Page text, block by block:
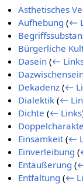
Ästhetisches
Aufhebung (←
Bürgerliche
Dasein (←
Dekadenz (←
Dialektik (←
Dichte (← Links
Einsamkeit (←
Einverleibung (
Entäußerung (
Entfaltung (←